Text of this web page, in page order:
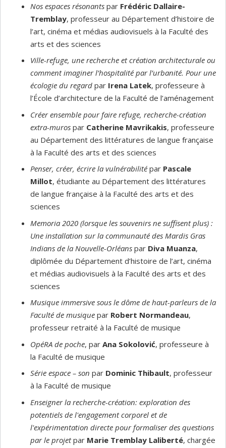
Nos espaces résonants par Frédéric Dallaire-
Tremblay, professeur au Département d’histoire de
l’art, cinéma et médias audiovisuels à la Faculté des
arts et des sciences
Ville-refuge, une recherche et création architecturale ou
comment imaginer l’hospitalité par l’urbanité. Pour une
écologie du regard par Irena Latek, professeure à
l’École d’architecture de la Faculté de l’aménagement
Créer ensemble pour faire refuge, recherche-création
extra-muros par Catherine Mavrikakis, professeure
au Département des littératures de langue française
à la Faculté des arts et des sciences
Penser, créer, écrire la vulnérabilité par Pascale
Millot, étudiante au Département des littératures
de langue française à la Faculté des arts et des
sciences
Memoria 2020 (lorsque les souvenirs ne suffisent plus) :
Une installation sur la communauté des Mardis Gras
Indians de la Nouvelle-Orléans par Diva Muanza,
diplômée du Département d’histoire de l’art, cinéma
et médias audiovisuels à la Faculté des arts et des
sciences
Musique immersive sous le dôme de haut-parleurs de la
Faculté de musique par Robert Normandeau,
professeur retraité à la Faculté de musique
OpéRA de poche, par Ana Sokolović, professeure à
la Faculté de musique
Série espace – son par Dominic Thibault, professeur
à la Faculté de musique
Enseigner la recherche-création: exploration des
potentiels de l'engagement corporel et de
l'expérimentation directe pour formaliser des questions
par le projetpar Marie Tremblay Laliberté, chargée